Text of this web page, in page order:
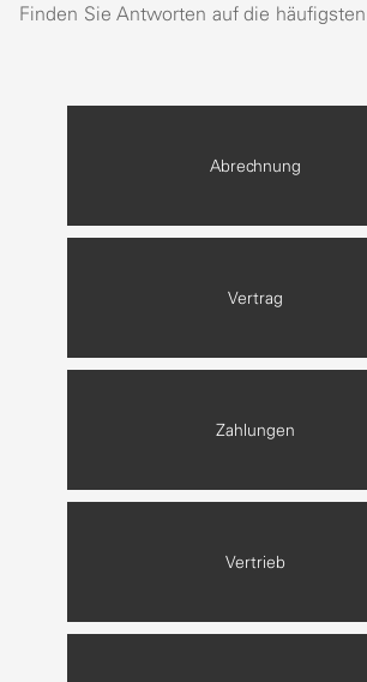
Finden Sie Antworten auf die häufigsten
Item 1 of 6
Abrechnung
Item 2 of 6
Vertrag
Item 3 of 6
Zahlungen
Item 4 of 6
Vertrieb